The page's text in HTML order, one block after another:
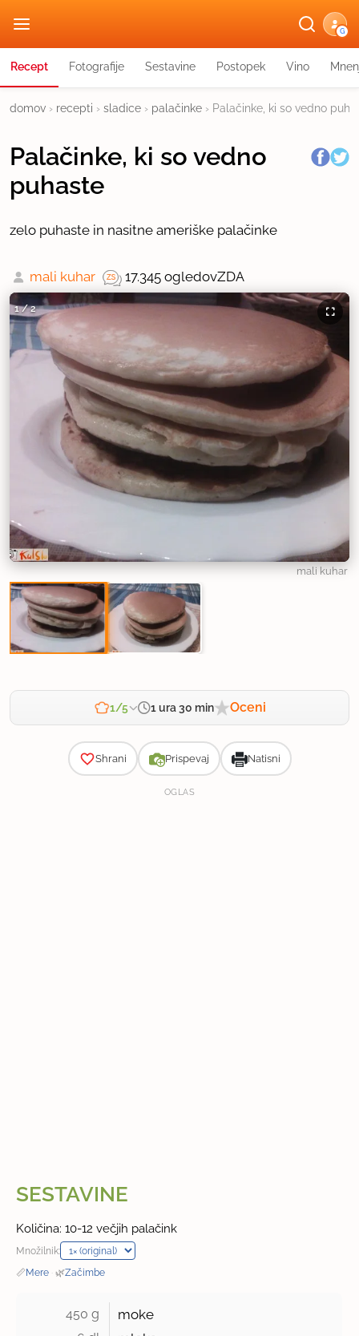
G
Recept Fotografije Sestavine Postopek Vino
domov › recepti › sladice › palačinke › Palačinke, ki so vedno
Palačinke, ki so vedno
puhaste
zelo puhaste in nasitne ameriške palačinke
mali kuhar 17.345 ogledovZDA
1/2
mali kuhar
1/5 1 ura 30 min Oceni
Shrani Prispevaj Natisni
OGLAS
SESTAVINE
Količina: 10-12 večjih palačink
Množilnik:
📏Mere · 🌿Začimbe
450 g moke